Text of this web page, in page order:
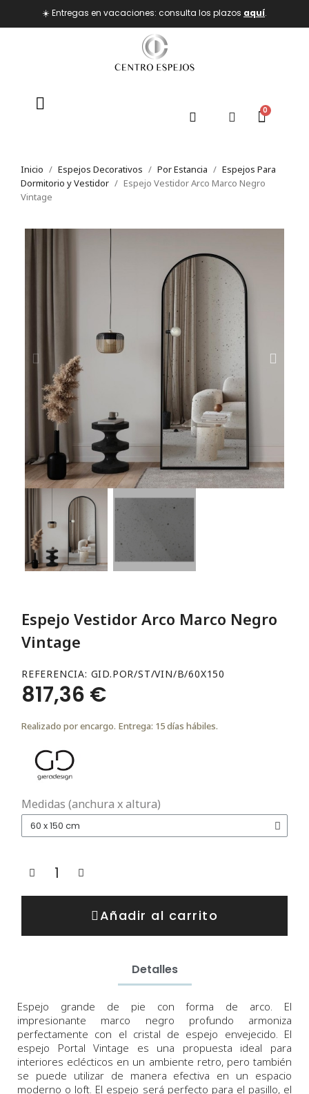
☀️ Entregas en vacaciones: consulta los plazos aquí.
Inicio Espejos Decorativos Por Estancia
Espejos Para
Dormitorio y Vestidor
Espejo Vestidor Arco Marco Negro
Vintage
Espejo Vestidor Arco Marco Negro
Vintage
REFERENCIA GID.POR/ST/VIN/B/60X150
817,36 €
Realizado por encargo. Entrega: 15 días hábiles.
Medidas (anchura x altura)
Añadir al carrito
Detalles
Espejo grande de pie con forma de arco. El
impresionante marco negro profundo armoniza
perfectamente con el cristal de espejo envejecido. El
espejo Portal Vintage es una propuesta ideal para
interiores eclécticos en un ambiente retro, pero también
se puede utilizar de manera efectiva en un espacio
moderno o loft. El espejo será perfecto para el pasillo, el